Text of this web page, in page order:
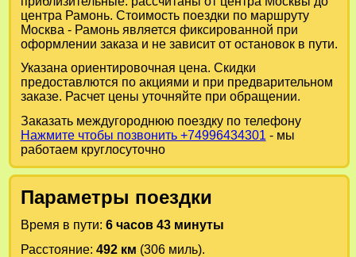
центра Рамонь. Стоимость поездки по маршруту
Москва - Рамонь является фиксированной при
оформлении заказа и не зависит от остановок в пути.
Указана ориентировочная цена. Скидки
предоставлются по акциями и при предварительном
заказе. Расчет цены уточняйте при обращении.
Заказать междугороднюю поездку по телефону
Нажмите чтобы позвонить +74996434301 - мы
работаем круглосуточно
Параметры поездки
Время в пути: 6 часов 43 минуты
Расстояние: 492 км (306 миль).